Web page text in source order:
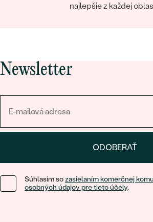
najlepšie z každej
Newsletter
ODOBERAŤ
Súhlasím sozasielaním komerčnej
osobných údajov pre tieto účely.